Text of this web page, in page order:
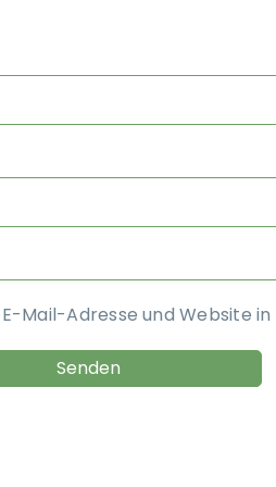
E-Mail-Adresse und Website